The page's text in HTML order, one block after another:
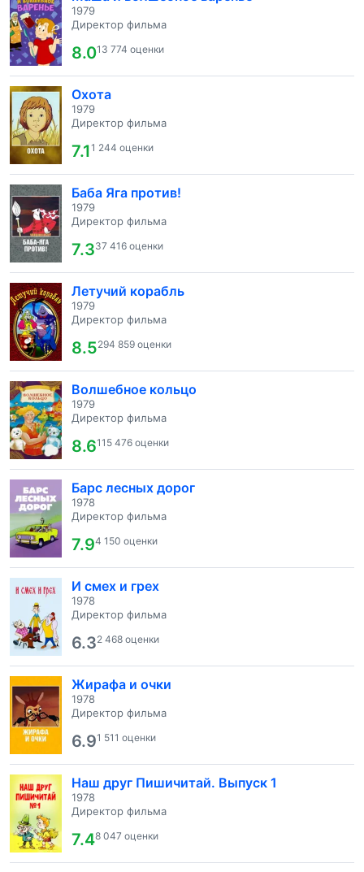
1979
Директор фильма
8.013 774 оценки
Охота
1979
Директор фильма
7.11 244 оценки
Баба Яга против!
1979
Директор фильма
7.337 416 оценки
Летучий корабль
1979
Директор фильма
8.5294 859 оценки
Волшебное кольцо
1979
Директор фильма
8.6115 476 оценки
Барс лесных дорог
1978
Директор фильма
7.94 150 оценки
И смех и грех
1978
Директор фильма
6.32 468 оценки
Жирафа и очки
1978
Директор фильма
6.91 511 оценки
Наш друг Пишичитай. Выпуск 1
1978
Директор фильма
7.48 047 оценки